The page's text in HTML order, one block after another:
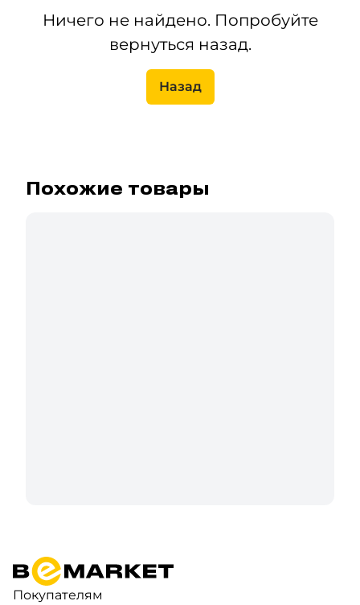
Ничего не найдено. Попробуйте
вернуться назад.
Назад
Похожие товары
Покупателям